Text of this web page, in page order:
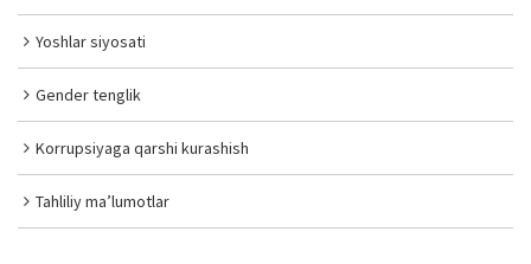
Yoshlar siyosati
Gender tenglik
Korrupsiyaga qarshi kurashish
Tahliliy ma’lumotlar